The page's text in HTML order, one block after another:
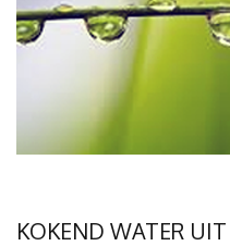
KOKEND WATER